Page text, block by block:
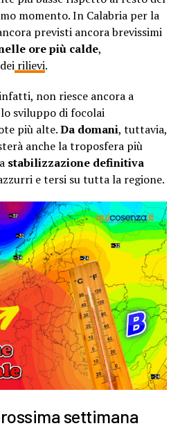
momento. In Calabria per la
previsti ancora brevissimi
ore più calde,
rilievi.
non riesce ancora a
sviluppo di focolai
più alte.Da domani, tuttavia,
anche la troposfera più
stabilizzazione definitiva
e tersi su tutta la regione.
settimana